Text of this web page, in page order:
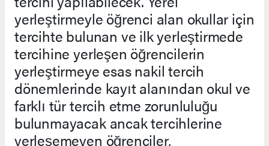
yerleştirmeyle öğrenci alan okullar için
tercihte bulunan ve ilk yerleştirmede
tercihine yerleşen öğrencilerin
yerleştirmeye esas nakil tercih
dönemlerinde kayıt alanından okul ve
farklı tür tercih etme zorunluluğu
bulunmayacak ancak tercihlerine
yerleşemeyen öğrenciler,